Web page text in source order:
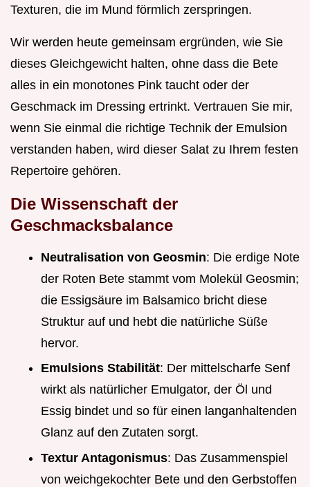
Texturen, die im Mund förmlich zerspringen.
Wir werden heute gemeinsam ergründen, wie Sie
dieses Gleichgewicht halten, ohne dass die Bete
alles in ein monotones Pink taucht oder der
Geschmack im Dressing ertrinkt. Vertrauen Sie mir,
wenn Sie einmal die richtige Technik der Emulsion
verstanden haben, wird dieser Salat zu Ihrem festen
Repertoire gehören.
Die Wissenschaft der
Geschmacksbalance
Neutralisation von Geosmin: Die erdige Note
der Roten Bete stammt vom Molekül Geosmin;
die Essigsäure im Balsamico bricht diese
Struktur auf und hebt die natürliche Süße
hervor.
Emulsions Stabilität: Der mittelscharfe Senf
wirkt als natürlicher Emulgator, der Öl und
Essig bindet und so für einen langanhaltenden
Glanz auf den Zutaten sorgt.
Textur Antagonismus: Das Zusammenspiel
von weichgekochter Bete und den Gerbstoffen